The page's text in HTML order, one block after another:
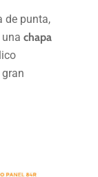
de punta,
unachapa